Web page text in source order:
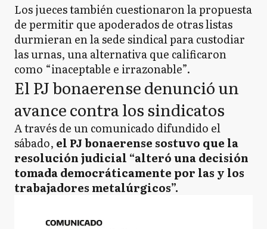
Los jueces también cuestionaron la propuesta
de permitir que apoderados de otras listas
durmieran en la sede sindical para custodiar
las urnas, una alternativa que calificaron
como “inaceptable e irrazonable”.
El PJ bonaerense denunció un
avance contra los sindicatos
A través de un comunicado difundido el
sábado, el PJ bonaerense sostuvo que la
resolución judicial “alteró una decisión
tomada democráticamente por las y los
trabajadores metalúrgicos”.